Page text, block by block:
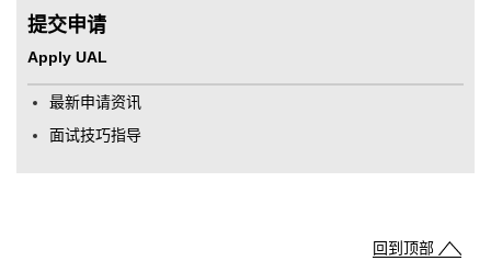
提交申请
Apply UAL
最新申请资讯
面试技巧指导
回到顶部